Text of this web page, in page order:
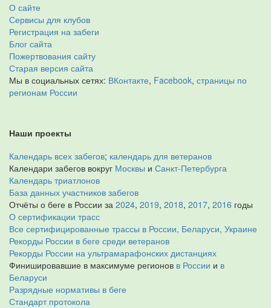
О сайте
Сервисы для клубов
Регистрация на забеги
Блог сайта
Пожертвования сайту
Старая версия сайта
Мы в социальных сетях: ВКонтакте, Facebook, страницы по
регионам России
Наши проекты
Календарь всех забегов; календарь для ветеранов
Календари забегов вокруг Москвы и Санкт-Петербурга
Календарь триатлонов
База данных участников забегов
Отчёты о беге в России за 2024, 2019, 2018, 2017, 2016 годы
О сертификации трасс
Все сертифицированные трассы в России, Беларуси, Украине
Рекорды России в беге среди ветеранов
Рекорды России на ультрамарафонских дистанциях
Финишировавшие в максимуме регионов в России и в
Беларуси
Разрядные нормативы в беге
Стандарт протокола